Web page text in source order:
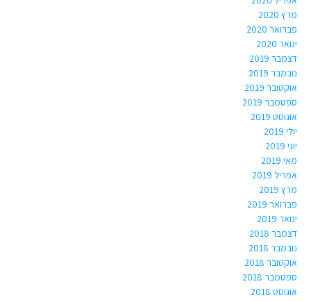
מרץ 2020
פברואר 2020
ינואר 2020
דצמבר 2019
נובמבר 2019
אוקטובר 2019
ספטמבר 2019
אוגוסט 2019
יולי 2019
יוני 2019
מאי 2019
אפריל 2019
מרץ 2019
פברואר 2019
ינואר 2019
דצמבר 2018
נובמבר 2018
אוקטובר 2018
ספטמבר 2018
אוגוסט 2018